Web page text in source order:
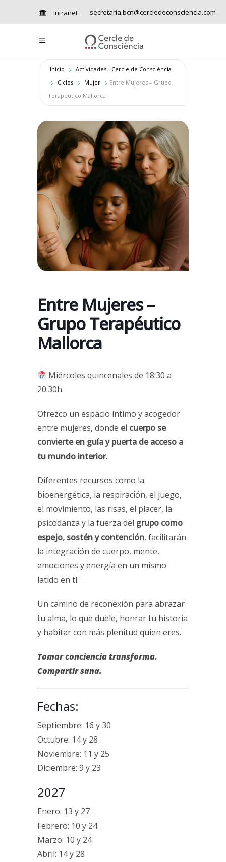
Intranet secretaria.bcn@cercledeconsciencia.com
Inicio
Actividades - Cercle de Consciència
Ciclos
Mujer
Entre Mujeres – Grupo
Terapéutico Mallorca
Entre Mujeres –
Grupo Terapéutico
Mallorca
Miércoles quincenales de 18:30 a
20:30h.
Ofrezco un espacio íntimo y acogedor
entre mujeres, donde el cuerpo se
convierte en guía y puerta de acceso a
tu mundo interior.
Diferentes recursos como la
bioenergética, la respiración, el juego,
el movimiento, las risas, el placer, la
psicodanza y la fuerza del grupo como
espejo, sostén y contención, facilitarán
la integración de cuerpo, mente,
emociones y energía en un mismo
latido en tí.
Un camino de reconexión para abrazar
tu alma, lo que duele, honrar tu historia
y habitar con más plenitud quien eres.
Tomar conciencia transforma.
Compartir sana.
Fechas:
Septiembre: 16 y 30
Octubre: 14 y 28
Noviembre: 11 y 25
Diciembre: 9 y 23
2027
Enero: 13 y 27
Febrero: 10 y 24
Marzo: 10 y 24
Abril: 14 y 28